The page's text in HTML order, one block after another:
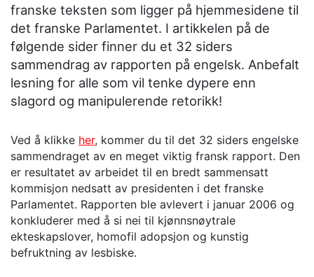
franske teksten som ligger på hjemmesidene til
det franske Parlamentet. I artikkelen på de
følgende sider finner du et 32 siders
sammendrag av rapporten på engelsk. Anbefalt
lesning for alle som vil tenke dypere enn
slagord og manipulerende retorikk!
Ved å klikke her, kommer du til det 32 siders engelske
sammendraget av en meget viktig fransk rapport. Den
er resultatet av arbeidet til en bredt sammensatt
kommisjon nedsatt av presidenten i det franske
Parlamentet. Rapporten ble avlevert i januar 2006 og
konkluderer med å si nei til kjønnsnøytrale
ekteskapslover, homofil adopsjon og kunstig
befruktning av lesbiske.